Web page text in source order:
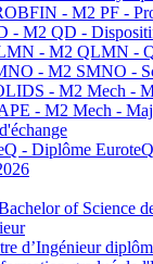
- M2 PF -
- M2 QD -
- M2 QLMN -
- M2 SMNO -
- M2 Mech -
- M2 Mech -
- Diplôme EuroteQ
of Science
d’Ingénieur